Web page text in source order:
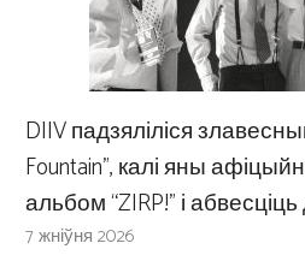
DIIV падзяліліся
Fountain”, калі яны
альбом “ZIRP!” і
7 жніўня 2026